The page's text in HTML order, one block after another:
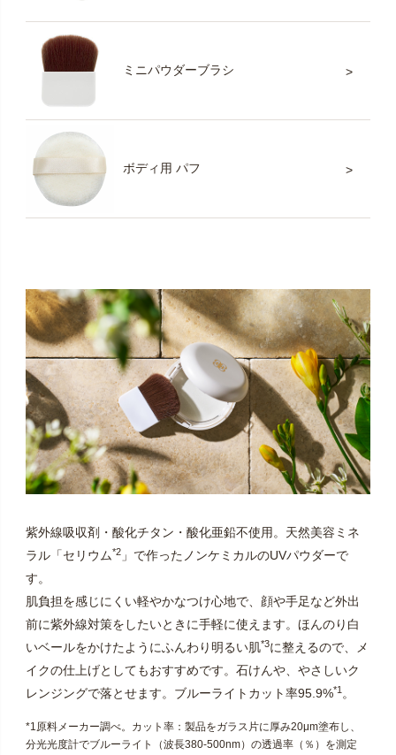
ミニパウダーブラシ
ボディ用 パフ
紫外線吸収剤・酸化チタン・酸化亜鉛不使用。天然美容ミネ
ラル「セリウム*2」で作ったノンケミカルのUVパウダーで
す。
肌負担を感じにくい軽やかなつけ心地で、顔や手足など外出
前に紫外線対策をしたいときに手軽に使えます。ほんのり白
いベールをかけたようにふんわり明るい肌*3に整えるので、メ
イクの仕上げとしてもおすすめです。石けんや、やさしいク
レンジングで落とせます。ブルーライトカット率95.9%*1。
*1原料メーカー調べ。カット率：製品をガラス片に厚み20μm塗布し、
分光光度計でブルーライト（波長380-500nm）の透過率（％）を測定